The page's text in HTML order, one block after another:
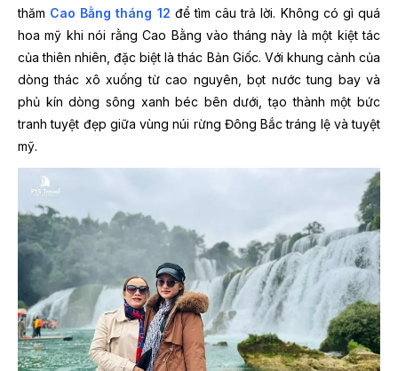
thăm Cao Bằng tháng 12 để tìm câu trả lời. Không có gì quá
hoa mỹ khi nói rằng Cao Bằng vào tháng này là một kiệt tác
của thiên nhiên, đặc biệt là thác Bản Giốc. Với khung cảnh của
dòng thác xô xuống từ cao nguyên, bọt nước tung bay và
phủ kín dòng sông xanh béc bên dưới, tạo thành một bức
tranh tuyệt đẹp giữa vùng núi rừng Đông Bắc tráng lệ và tuyệt
mỹ.